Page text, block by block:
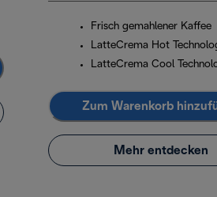
Frisch gemahlener Kaffee
LatteCrema Hot
LatteCrema Cool
Zum Warenkorb
Mehr entdecken